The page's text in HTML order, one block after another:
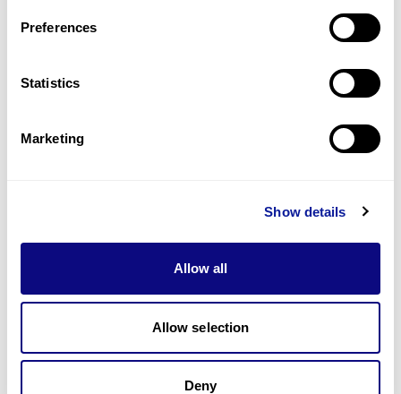
Preferences
Statistics
Marketing
Show details
Allow all
Allow selection
Deny
[ACMG 가이드라인 쉽게 읽기] 5편:
나 학술지에 보고된 적이 있는가?”